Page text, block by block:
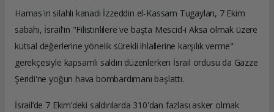
Hamas'ın silahlı kanadı İzzeddin el-Kassam Tugayları, 7 Ekim
sabahı, İsrail'in "Filistinlilere ve başta Mescid-i Aksa olmak üzere
kutsal değerlerine yönelik sürekli ihlallerine karşılık verme"
gerekçesiyle kapsamlı saldırı düzenlerken İsrail ordusu da Gazze
Şeridi'ne yoğun hava bombardımanı başlattı.
İsrail’de 7 Ekim’deki saldırılarda 310'dan fazlası asker olmak